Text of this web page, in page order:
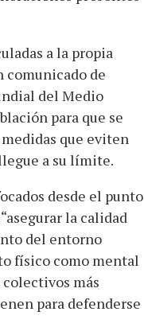
a la propia
comunicado de
del Medio
para que se
que eviten
a su límite.
desde el punto
la calidad
del entorno
físico como mental
más
para defenderse